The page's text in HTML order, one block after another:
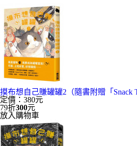
摸布想自己賺罐罐2（隨書附贈「Snack
定價：380元
79折300元
放入購物車